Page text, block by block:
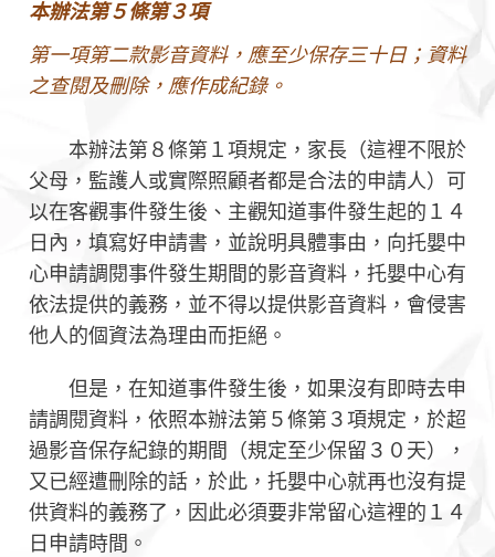
本辦法第５條第３項
第一項第二款影音資料，應至少保存三十日；資料
之查閱及刪除，應作成紀錄。
本辦法第８條第１項規定，家長（這裡不限於
父母，監護人或實際照顧者都是合法的申請人）可
以在客觀事件發生後、主觀知道事件發生起的１４
日內，填寫好申請書，並說明具體事由，向托嬰中
心申請調閱事件發生期間的影音資料，托嬰中心有
依法提供的義務，並不得以提供影音資料，會侵害
他人的個資法為理由而拒絕。
但是，在知道事件發生後，如果沒有即時去申
請調閱資料，依照本辦法第５條第３項規定，於超
過影音保存紀錄的期間（規定至少保留３０天），
又已經遭刪除的話，於此，托嬰中心就再也沒有提
供資料的義務了，因此必須要非常留心這裡的１４
日申請時間。